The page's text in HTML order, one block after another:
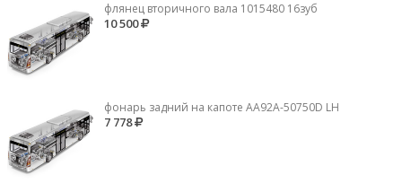
флянец вторичного вала 1015480 16зуб
10 500
фонарь задний на капоте AA92A-50750D LH
7 778